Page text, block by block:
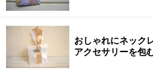
7.表に返してできあがり。中身
こまで折ってしまってから、も
ます。必要に応じて後ろを糊
い。
おしゃれにネック
アクセサリーを包